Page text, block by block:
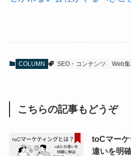
COLUMN SEO・コンテンツ Web
こちらの記事もどうぞ
toCマー
違いを明